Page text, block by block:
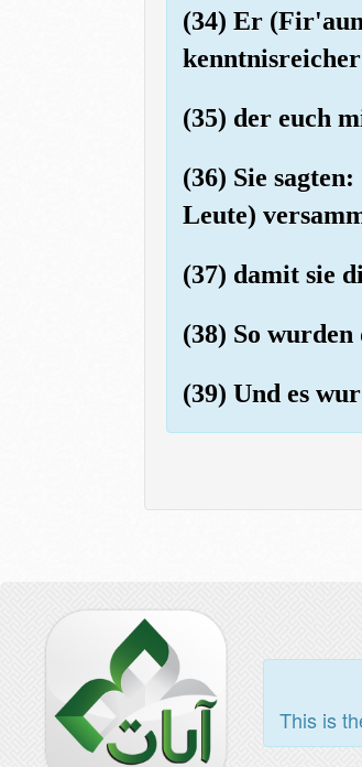
(34) Er
(35) der euch
(36) Sie
Leute)
(37) damit sie
(38) So
(39) Und es
This is